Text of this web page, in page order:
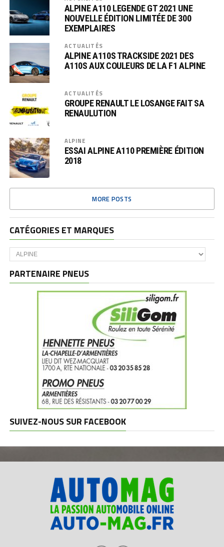
ALPINE A110 LEGENDE GT 2021 UNE
NOUVELLE ÉDITION LIMITÉE DE 300
EXEMPLAIRES
ACTUALITÉS
ALPINE A110S TRACKSIDE 2021 DES
A110S AUX COULEURS DE LA F1 ALPINE
ACTUALITÉS
GROUPE RENAULT LE LOSANGE FAIT SA
RENAULUTION
ALPINE
ESSAI ALPINE A110 PREMIÈRE ÉDITION
2018
MORE POSTS
CATÉGORIES ET MARQUES
Catégories
et
PARTENAIRE PNEUS
SUIVEZ-NOUS SUR FACEBOOK